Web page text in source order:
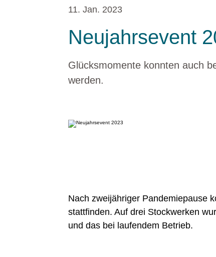
11. Jan. 2023
Neujahrsevent
Glücksmomente konnten auch
werden.
Nach zweijähriger Pandemiepause
stattfinden. Auf drei Stockwerken
und das bei laufendem Betrieb.